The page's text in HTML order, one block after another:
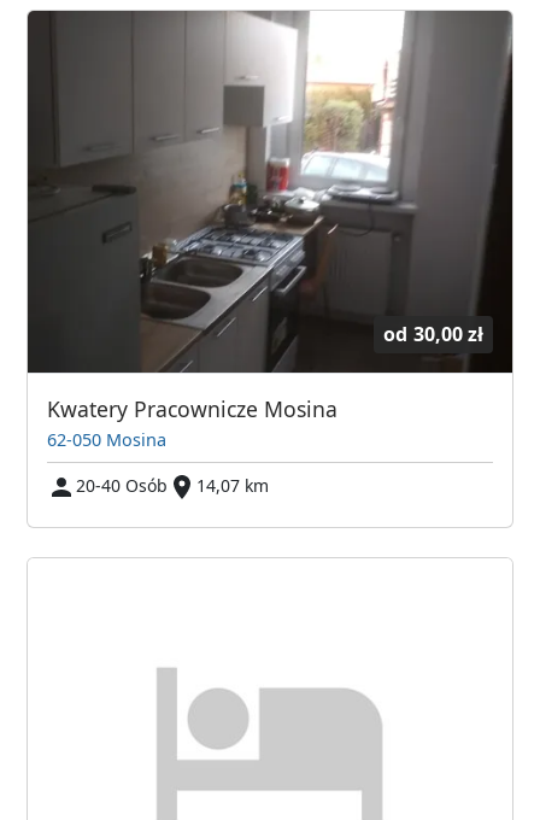
od 30,00 zł
Kwatery Pracownicze Mosina
62-050 Mosina
20-40 Osób
14,07 km